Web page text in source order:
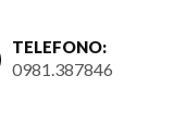
TELEFONO:
0981.387846